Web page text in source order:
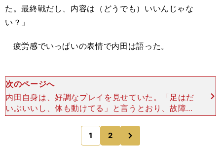
た。最終戦だし、内容は（どうでも）いいんじゃな
い？」
疲労感でいっぱいの表情で内田は語った。
次のページへ
内田自身は、好調なプレイを見せていた。「足はだ
いぶいいし、体も動けてる」と言うとおり、故障や
脳しんとうの影響は全く感じさせなかった。だが、
オーバーラップして高い位置で攻撃参加した回数は
少なかった。19
1 2